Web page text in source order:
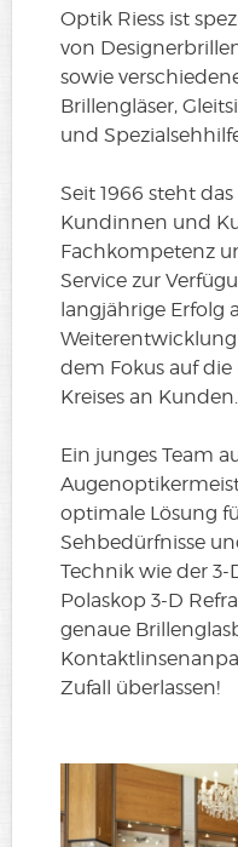
Optik Riess ist
von
sowie
Brillengläser,
und
Seit 1966 steht
Kundinnen und
Fachkompetenz
Service zur
langjährige Erfolg
dem Fokus auf
Kreises an Kunden.
Ein junges Team
optimale Lösung
Sehbedürfnisse
Technik wie der
Polaskop 3-D
genaue
Zufall überlassen!